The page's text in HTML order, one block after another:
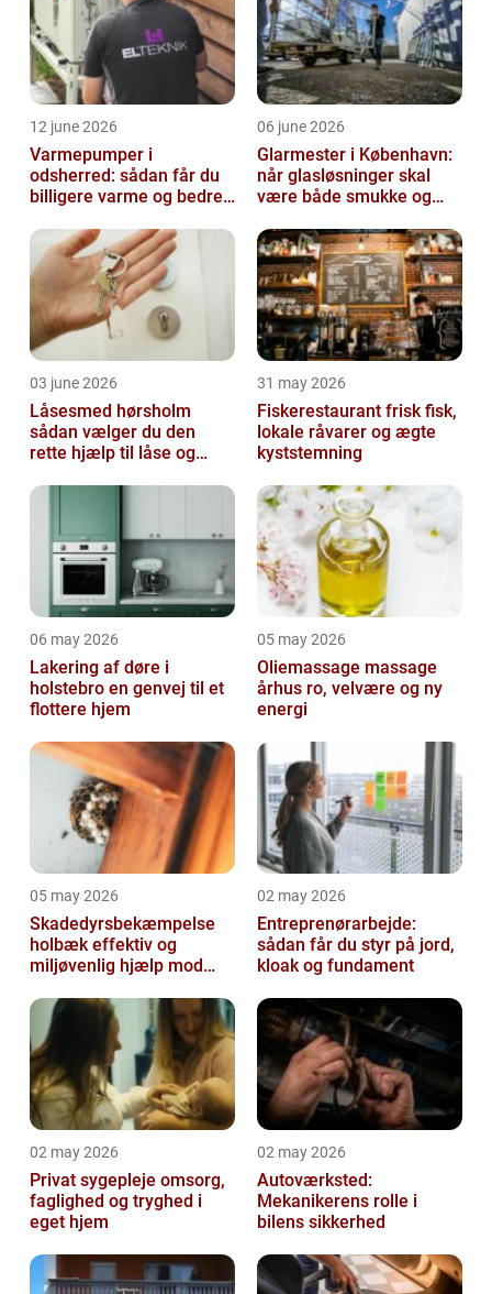
12 june 2026
Varmepumper i
odsherred: sådan får du
billigere varme og bedre
06 june 2026
Glarmester i København:
når glasløsninger skal
være både smukke og
03 june 2026
Låsesmed hørsholm
sådan vælger du den
rette hjælp til låse og
31 may 2026
Fiskerestaurant frisk fisk,
lokale råvarer og ægte
kyststemning
06 may 2026
Lakering af døre i
holstebro en genvej til et
flottere hjem
05 may 2026
Oliemassage massage
århus ro, velvære og ny
energi
05 may 2026
Skadedyrsbekæmpelse
holbæk effektiv og
miljøvenlig hjælp mod
02 may 2026
Entreprenørarbejde:
sådan får du styr på jord,
kloak og fundament
02 may 2026
Privat sygepleje omsorg,
faglighed og tryghed i
eget hjem
02 may 2026
Autoværksted:
Mekanikerens rolle i
bilens sikkerhed